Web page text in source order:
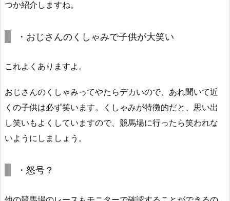
つか紹介しますね。
・おじさんのくしゃみで子供が大笑い
これよくありますよ。
おじさんのくしゃみってやたらデカいので、あれ聞いて近
くの子供は必ず笑います。くしゃみが特徴的だと、思い出
し笑いもよくしていますので、競馬場に行ったら笑われな
いようにしましょう。
・怒号？